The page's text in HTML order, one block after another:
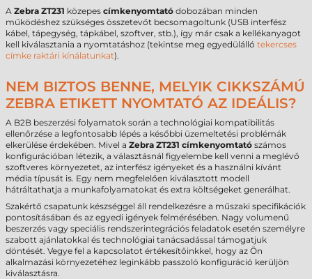
A Zebra ZT231 közepes címkenyomtató dobozában minden
működéshez szükséges összetevőt becsomagoltunk (USB interfész
kábel, tápegység, tápkábel, szoftver, stb.), így már csak a kellékanyagot
kell kiválasztania a nyomtatáshoz (tekintse meg egyedülálló tekercses
címke raktári kínálatunkat).
NEM BIZTOS BENNE, MELYIK CIKKSZÁMÚ
ZEBRA ETIKETT NYOMTATÓ AZ IDEÁLIS?
A B2B beszerzési folyamatok során a technológiai kompatibilitás
ellenőrzése a legfontosabb lépés a későbbi üzemeltetési problémák
elkerülése érdekében. Mivel a Zebra ZT231 címkenyomtató számos
konfigurációban létezik, a választásnál figyelembe kell venni a meglévő
szoftveres környezetet, az interfész igényeket és a használni kívánt
média típusát is. Egy nem megfelelően kiválasztott modell
hátráltathatja a munkafolyamatokat és extra költségeket generálhat.
Szakértő csapatunk készséggel áll rendelkezésre a műszaki specifikációk
pontosításában és az egyedi igények felmérésében. Nagy volumenű
beszerzés vagy speciális rendszerintegrációs feladatok esetén személyre
szabott ajánlatokkal és technológiai tanácsadással támogatjuk
döntését. Vegye fel a kapcsolatot értékesítőinkkel, hogy az Ön
alkalmazási környezetéhez leginkább passzoló konfiguráció kerüljön
kiválasztásra.